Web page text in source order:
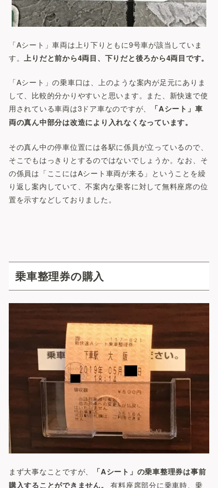
「Aシート」車両は上り下りともに9号車が該当していま
す。 上りだと前から4両目、下りだと後ろから4両目です。
「Aシート」の乗車口は、上のような案内が足元にありま
して、比較的分かりやすいと思います。また、新快速で使
用されている車両は3ドア車なのですが、
「Aシート」車
両の真ん中部分は改造により入れなくなっています。
その真ん中の停車位置には各駅に係員が立っているので、
そこでもはっきりとするのではないでしょうか。なお、そ
の係員は「ここにはAシート車両が来る」ということを繰
り返し案内していて、不案内な乗客に対して無料座席の位
置を示すなどしておりました。
乗車整理券の購入
まず大事なことですが、
「Aシート」の乗車整理券は事前
購入することができません。
有料座席部分に乗車時、乗